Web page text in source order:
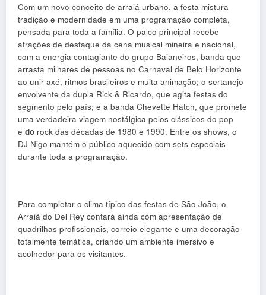
Com um novo conceito de arraiá urbano, a festa mistura
tradição e modernidade em uma programação completa,
pensada para toda a família. O palco principal recebe
atrações de destaque da cena musical mineira e nacional,
com a energia contagiante do grupo Baianeiros, banda que
arrasta milhares de pessoas no Carnaval de Belo Horizonte
ao unir axé, ritmos brasileiros e muita animação; o sertanejo
envolvente da dupla Rick & Ricardo, que agita festas do
segmento pelo país; e a banda Chevette Hatch, que promete
uma verdadeira viagem nostálgica pelos clássicos do pop
e do rock das décadas de 1980 e 1990. Entre os shows, o
DJ Nigo mantém o público aquecido com sets especiais
durante toda a programação.
Para completar o clima típico das festas de São João, o
Arraiá do Del Rey contará ainda com apresentação de
quadrilhas profissionais, correio elegante e uma decoração
totalmente temática, criando um ambiente imersivo e
acolhedor para os visitantes.